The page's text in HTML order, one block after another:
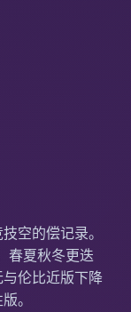
空的偿记录。
春夏秋冬更迭
伦比近版下降
。